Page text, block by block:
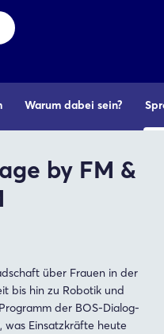
Warum dabei sein?
by FM &
über Frauen in der
bis hin zu Robotik und
der BOS-Dialog-
Einsatzkräfte heute